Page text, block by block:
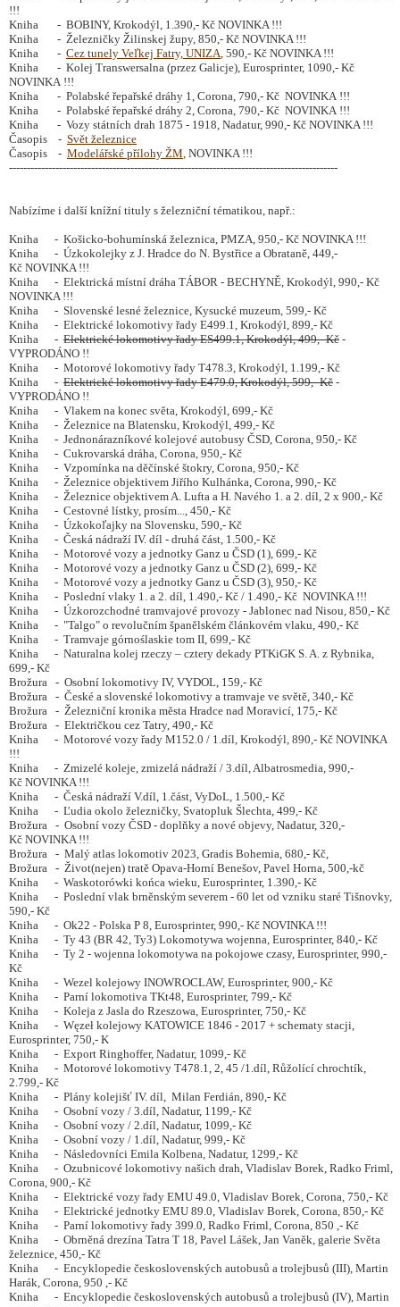
!!!
Kniha - BOBINY, Krokodýl, 1.390,- Kč NOVINKA !!!
Kniha - Železničky Žilinskej župy, 850,- Kč NOVINKA !!!
Kniha - Cez tunely Veľkej Fatry, UNIZA, 590,- Kč NOVINKA !!!
Kniha - Kolej Transwersalna (przez Galicje), Eurosprinter, 1090,- Kč
NOVINKA !!!
Kniha - Polabské řepařské dráhy 1, Corona, 790,- Kč NOVINKA !!!
Kniha - Polabské řepařské dráhy 2, Corona, 790,- Kč NOVINKA !!!
Kniha - Vozy státních drah 1875 - 1918, Nadatur, 990,- Kč NOVINKA !!!
Časopis - Svět železnice
Časopis - Modelářské přílohy ŽM, NOVINKA !!!
--------------------------------------------------------------------------------------------
Nabízíme i další knížní tituly s železniční tématikou, např.:
Kniha - Košicko-bohumínská železnica, PMZA, 950,- Kč NOVINKA !!!
Kniha - Úzkokolejky z J. Hradce do N. Bystřice a Obrataně, 449,-
Kč NOVINKA !!!
Kniha - Elektrická místní dráha TÁBOR - BECHYNĚ, Krokodýl, 990,- Kč
NOVINKA !!!
Kniha - Slovenské lesné železnice, Kysucké muzeum, 599,- Kč
Kniha - Elektrické lokomotivy řady E499.1, Krokodýl, 899,- Kč
Kniha - Elektrické lokomotivy řady ES499.1, Krokodýl, 499,- Kč -
VYPRODÁNO !!
Kniha - Motorové lokomotivy řady T478.3, Krokodýl, 1.199,- Kč
Kniha - Elektrické lokomotivy řady E479.0, Krokodýl, 599,- Kč -
VYPRODÁNO !!
Kniha - Vlakem na konec světa, Krokodýl, 699,- Kč
Kniha - Železnice na Blatensku, Krokodýl, 499,- Kč
Kniha - Jednonárazníkové kolejové autobusy ČSD, Corona, 950,- Kč
Kniha - Cukrovarská dráha, Corona, 950,- Kč
Kniha - Vzpomínka na děčínské štokry, Corona, 950,- Kč
Kniha - Železnice objektivem Jiřího Kulhánka, Corona, 990,- Kč
Kniha - Železnice objektivem A. Lufta a H. Navého 1. a 2. díl, 2 x 900,- Kč
Kniha - Cestovné lístky, prosím..., 450,- Kč
Kniha - Úzkokoľajky na Slovensku, 590,- Kč
Kniha - Česká nádraží IV. díl - druhá část, 1.500,- Kč
Kniha - Motorové vozy a jednotky Ganz u ČSD (1), 699,- Kč
Kniha - Motorové vozy a jednotky Ganz u ČSD (2), 699,- Kč
Kniha - Motorové vozy a jednotky Ganz u ČSD (3), 950,- Kč
Kniha - Poslední vlaky 1. a 2. díl, 1.490,- Kč / 1.490,- Kč NOVINKA !!!
Kniha - Úzkorozchodné tramvajové provozy - Jablonec nad Nisou, 850,- Kč
Kniha - "Talgo" o revolučním španělském článkovém vlaku, 490,- Kč
Kniha - Tramvaje górnoślaskie tom II, 699,- Kč
Kniha - Naturalna kolej rzeczy – cztery dekady PTKiGK S. A. z Rybnika,
699,- Kč
Brožura - Osobní lokomotivy IV, VYDOL, 159,- Kč
Brožura - České a slovenské lokomotivy a tramvaje ve světě, 340,- Kč
Brožura - Železniční kronika města Hradce nad Moravicí, 175,- Kč
Brožura - Električkou cez Tatry, 490,- Kč
Kniha - Motorové vozy řady M152.0 / 1.díl, Krokodýl, 890,- Kč NOVINKA
!!!
Kniha - Zmizelé koleje, zmizelá nádraží / 3.díl, Albatrosmedia, 990,-
Kč NOVINKA !!!
Kniha - Česká nádraží V.díl, 1.část, VyDoL, 1.500,- Kč
Kniha - Ľudia okolo železničky, Svatopluk Šlechta, 499,- Kč
Brožura - Osobní vozy ČSD - doplňky a nové objevy, Nadatur, 320,-
Kč NOVINKA !!!
Brožura - Malý atlas lokomotiv 2023, Gradis Bohemia, 680,- Kč,
Brožura - Život(nejen) tratě Opava-Horní Benešov, Pavel Horna, 500,-kč
Kniha - Waskotorówki końca wieku, Eurosprinter, 1.390,- Kč
Kniha - Poslední vlak brněnským severem - 60 let od vzniku staré Tišnovky,
590,- Kč
Kniha - Ok22 - Polska P 8, Eurosprinter, 990,- Kč NOVINKA !!!
Kniha - Ty 43 (BR 42, Ty3) Lokomotywa wojenna, Eurosprinter, 840,- Kč
Kniha - Ty 2 - wojenna lokomotywa na pokojowe czasy, Eurosprinter, 990,-
Kč
Kniha - Wezel kolejowy INOWROCLAW, Eurosprinter, 900,- Kč
Kniha - Parní lokomotiva TKt48, Eurosprinter, 799,- Kč
Kniha - Koleja z Jasla do Rzeszowa, Eurosprinter, 750,- Kč
Kniha - Węzeł kolejowy KATOWICE 1846 - 2017 + schematy stacji,
Eurosprinter, 750,- K
Kniha - Export Ringhoffer, Nadatur, 1099,- Kč
Kniha - Motorové lokomotivy T478.1, 2, 45 /1.díl, Růžolící chrochtík,
2.799,- Kč
Kniha - Plány kolejišť IV. díl, Milan Ferdián, 890,- Kč
Kniha - Osobní vozy / 3.díl, Nadatur, 1199,- Kč
Kniha - Osobní vozy / 2.díl, Nadatur, 1099,- Kč
Kniha - Osobní vozy / 1.díl, Nadatur, 999,- Kč
Kniha - Následovníci Emila Kolbena, Nadatur, 1299,- Kč
Kniha - Ozubnicové lokomotivy našich drah, Vladislav Borek, Radko Friml,
Corona, 900,- Kč
Kniha - Elektrické vozy řady EMU 49.0, Vladislav Borek, Corona, 750,- Kč
Kniha - Elektrické jednotky EMU 89.0, Vladislav Borek, Corona, 850,- Kč
Kniha - Parní lokomotivy řady 399.0, Radko Friml, Corona, 850 ,- Kč
Kniha - Obrněná drezína Tatra T 18, Pavel Lášek, Jan Vaněk, galerie Světa
železnice, 450,- Kč
Kniha - Encyklopedie československých autobusů a trolejbusů (III), Martin
Harák, Corona, 950 ,- Kč
Kniha - Encyklopedie československých autobusů a trolejbusů (IV), Martin